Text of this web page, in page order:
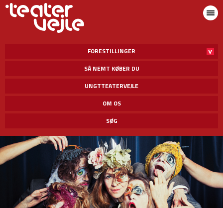
FORESTILLINGER
SÅ NEMT KØBER DU
UNGTTEATERVEJLE
OM OS
SØG